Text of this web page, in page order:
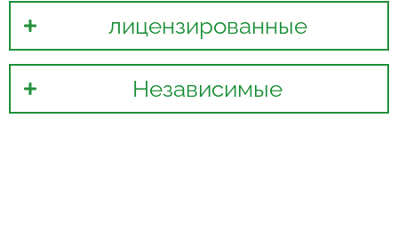
лицензированные
Независимыe